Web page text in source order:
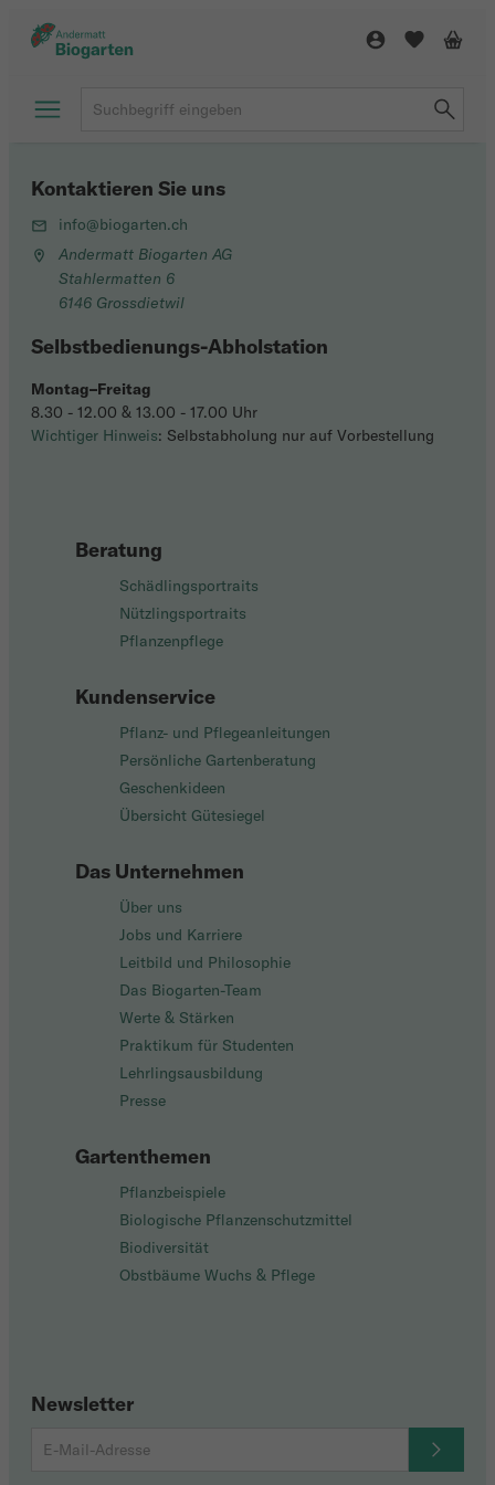
Beratung
Schädlingsportraits
Nützlingsportraits
Pflanzenpflege
Kundenservice
Pflanz- und Pflegeanleitungen
Persönliche Gartenberatung
Geschenkideen
Übersicht Gütesiegel
Das Unternehmen
Über uns
Jobs und Karriere
Leitbild und Philosophie
Das Biogarten-Team
Werte & Stärken
Praktikum für Studenten
Lehrlingsausbildung
Presse
Gartenthemen
Pflanzbeispiele
Biologische Pflanzenschutzmittel
Biodiversität
Obstbäume Wuchs & Pflege
Newsletter
Kontaktieren Sie uns
info@biogarten.ch
Andermatt Biogarten AG
Stahlermatten 6
6146 Grossdietwil
Selbstbedienungs-Abholstation
Montag–Freitag
8.30 - 12.00 & 13.00 - 17.00 Uhr
Wichtiger Hinweis: Selbstabholung nur auf Vorbestellung